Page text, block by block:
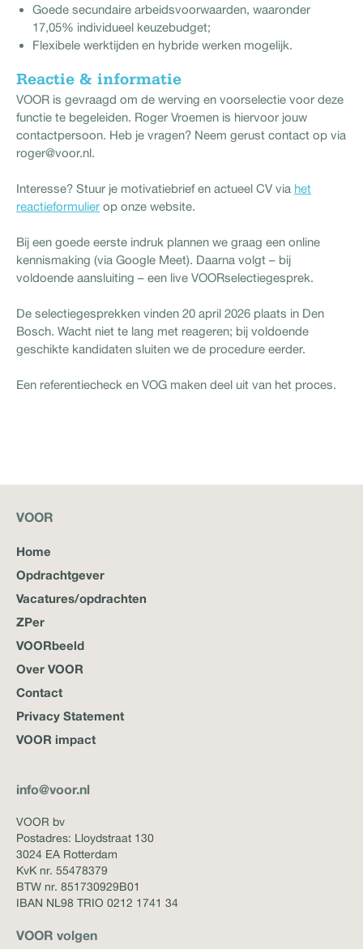
Goede secundaire arbeidsvoorwaarden, waaronder
17,05% individueel keuzebudget;
Flexibele werktijden en hybride werken mogelijk.
Reactie & informatie
VOOR is gevraagd om de werving en voorselectie voor deze
functie te begeleiden. Roger Vroemen is hiervoor jouw
contactpersoon. Heb je vragen? Neem gerust contact op via
roger@voor.nl.
Interesse? Stuur je motivatiebrief en actueel CV via het
reactieformulier op onze website.
Bij een goede eerste indruk plannen we graag een online
kennismaking (via Google Meet). Daarna volgt – bij
voldoende aansluiting – een live VOORselectiegesprek.
De selectiegesprekken vinden 20 april 2026 plaats in Den
Bosch. Wacht niet te lang met reageren; bij voldoende
geschikte kandidaten sluiten we de procedure eerder.
Een referentiecheck en VOG maken deel uit van het proces.
VOOR
Home
Opdrachtgever
Vacatures/opdrachten
ZPer
VOORbeeld
Over VOOR
Contact
Privacy Statement
VOOR impact
info@voor.nl
VOOR bv
Postadres: Lloydstraat 130
3024 EA Rotterdam
KvK nr. 55478379
BTW nr. 851730929B01
IBAN NL98 TRIO 0212 1741 34
VOOR volgen